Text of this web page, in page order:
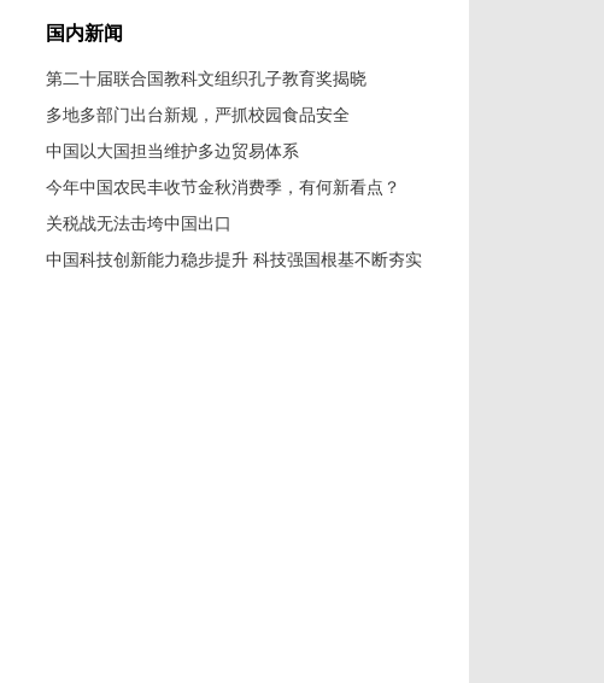
国内新闻
第二十届联合国教科文组织孔子教育奖揭晓
多地多部门出台新规，严抓校园食品安全
中国以大国担当维护多边贸易体系
今年中国农民丰收节金秋消费季，有何新看点？
关税战无法击垮中国出口
中国科技创新能力稳步提升 科技强国根基不断夯实